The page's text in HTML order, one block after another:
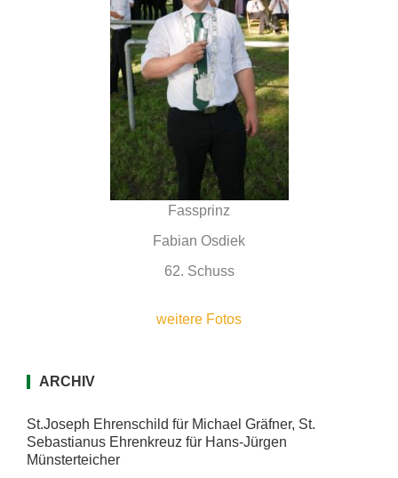
Fassprinz
Fabian Osdiek
62. Schuss
weitere Fotos
ARCHIV
St.Joseph Ehrenschild für Michael Gräfner, St.
Sebastianus Ehrenkreuz für Hans-Jürgen
Münsterteicher